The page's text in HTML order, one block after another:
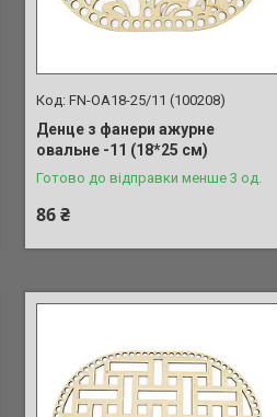
FN-OA18-25/11 (100208)
Денце з фанери ажурне
овальне -11 (18*25 см)
Готово до відправки менше 3 од.
86 ₴